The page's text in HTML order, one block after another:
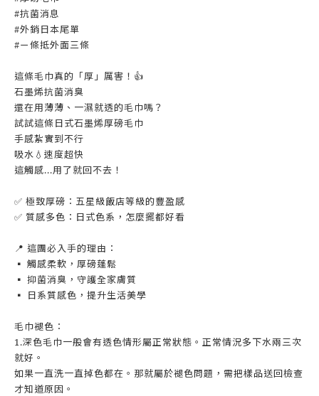
#抗菌消息
#外銷日本尾單
#ㄧ條抵外面三條
這條毛巾真的「厚」厲害！👍
石墨烯抗菌消臭
還在用薄薄、一濕就透的毛巾嗎？
試試這條日式石墨烯厚磅毛巾
手感紮實到不行
吸水💧速度超快
這觸感...用了就回不去！
✅ 極致厚磅：五星級飯店等級的豐盈感
✅ 質感多色：日式色系，怎麼擺都好看
📍 這團必入手的理由：
▪️ 觸感柔軟，厚磅蓬鬆
▪️ 抑菌消臭，守護全家膚質
▪️ 日系質感色，提升生活美學
毛巾褪色：
1.深色毛巾一般會有透色情形屬正常狀態。正常情況多下水兩三次
就好。
如果一直洗一直掉色都在。那就屬於褪色問題，需把樣品送回檢查
才知道原因。